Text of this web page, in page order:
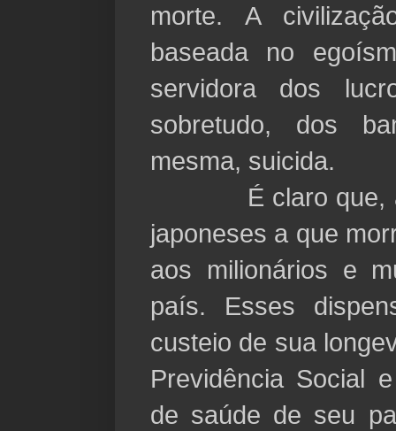
morte. A
baseada no
servidora dos
sobretudo, dos
mesma, suicida.
É claro que, ao
japoneses a que
aos milionários e
país. Esses
custeio de sua
Previdência Social
de saúde de seu